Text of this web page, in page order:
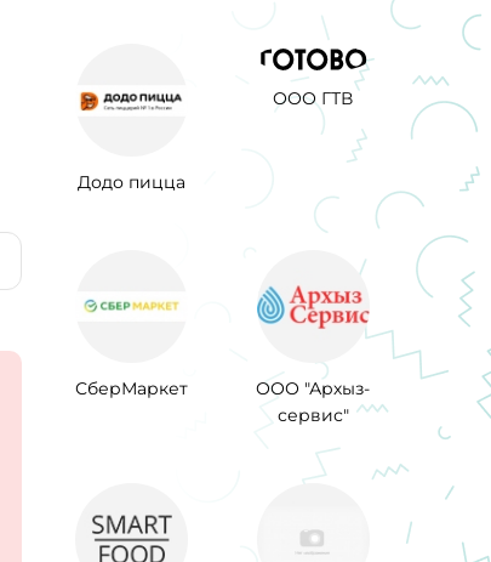
Додо пицца
ООО ГТВ
СберМаркет
ООО "Архыз-
сервис"